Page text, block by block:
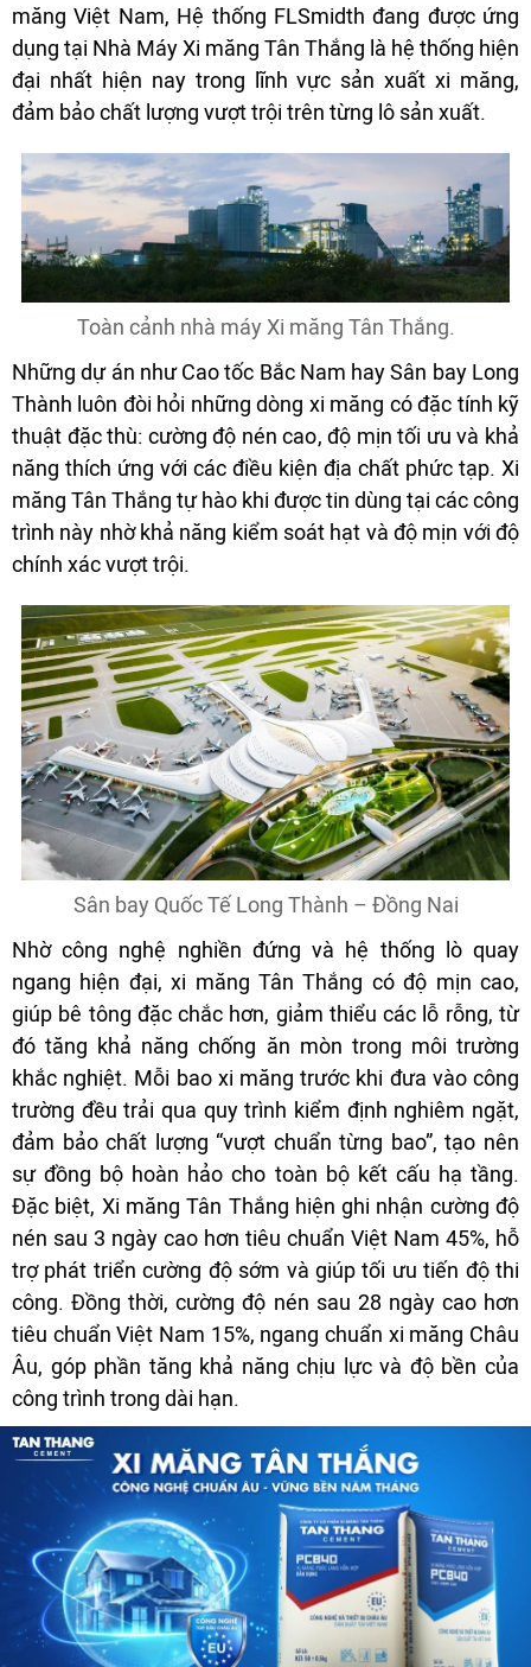
măng Việt Nam, Hệ thống FLSmidth đang được ứng
dụng tại Nhà Máy Xi măng Tân Thắng là hệ thống hiện
đại nhất hiện nay trong lĩnh vực sản xuất xi măng,
đảm bảo chất lượng vượt trội trên từng lô sản xuất.
Toàn cảnh nhà máy Xi măng Tân Thắng.
Những dự án như Cao tốc Bắc Nam hay Sân bay Long
Thành luôn đòi hỏi những dòng xi măng có đặc tính kỹ
thuật đặc thù: cường độ nén cao, độ mịn tối ưu và khả
năng thích ứng với các điều kiện địa chất phức tạp. Xi
măng Tân Thắng tự hào khi được tin dùng tại các công
trình này nhờ khả năng kiểm soát hạt và độ mịn với độ
chính xác vượt trội.
Sân bay Quốc Tế Long Thành – Đồng Nai
Nhờ công nghệ nghiền đứng và hệ thống lò quay
ngang hiện đại, xi măng Tân Thắng có độ mịn cao,
giúp bê tông đặc chắc hơn, giảm thiểu các lỗ rỗng, từ
đó tăng khả năng chống ăn mòn trong môi trường
khắc nghiệt. Mỗi bao xi măng trước khi đưa vào công
trường đều trải qua quy trình kiểm định nghiêm ngặt,
đảm bảo chất lượng “vượt chuẩn từng bao”, tạo nên
sự đồng bộ hoàn hảo cho toàn bộ kết cấu hạ tầng.
Đặc biệt, Xi măng Tân Thắng hiện ghi nhận cường độ
nén sau 3 ngày cao hơn tiêu chuẩn Việt Nam 45%, hỗ
trợ phát triển cường độ sớm và giúp tối ưu tiến độ thi
công. Đồng thời, cường độ nén sau 28 ngày cao hơn
tiêu chuẩn Việt Nam 15%, ngang chuẩn xi măng Châu
Âu, góp phần tăng khả năng chịu lực và độ bền của
công trình trong dài hạn.